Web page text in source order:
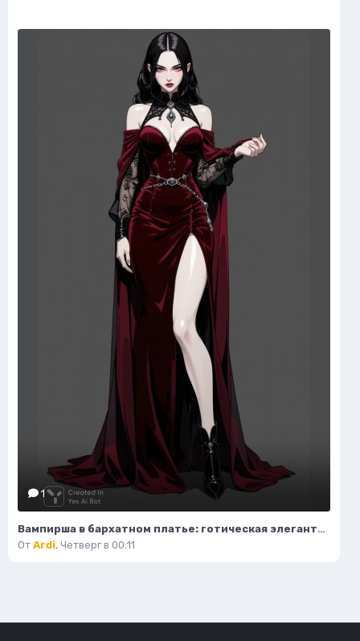
1
Вампирша в бархатном платье: готическая элегантность и таинственная красота ночи. Изображение из нейросети Flux Ai
От Ardi, Четверг в 00:11